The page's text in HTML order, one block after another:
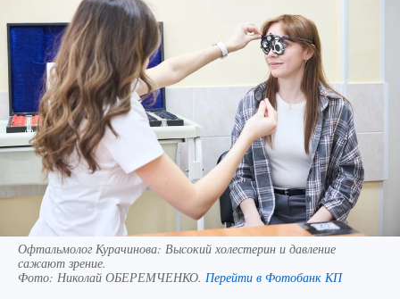
Офтальмолог Курачинова: Высокий холестерин и давление
сажают зрение.
Фото: Николай ОБЕРЕМЧЕНКО. Перейти в Фотобанк КП